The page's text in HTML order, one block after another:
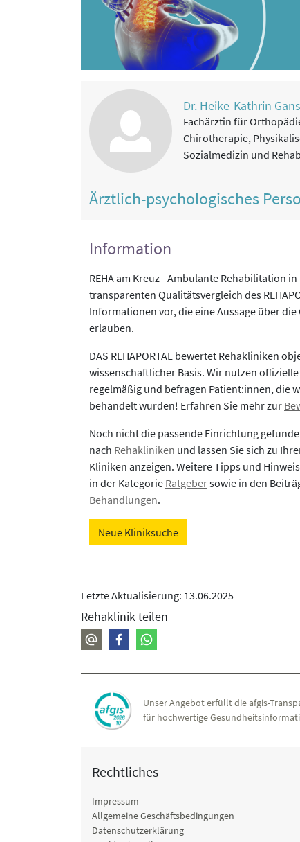
Dr. Heike-Kathrin
Fachärztin für
Chirotherapie,
Sozialmedizin und
Ärztlich-psychologisches
Information
REHA am Kreuz - Ambulante Rehabilitation
transparenten Qualitätsvergleich des
Informationen vor, die eine Aussage über
erlauben.
DAS REHAPORTAL bewertet Rehakliniken
wissenschaftlicher Basis. Wir nutzen
regelmäßig und befragen Patient:innen, die
behandelt wurden! Erfahren Sie mehr zur
Noch nicht die passende Einrichtung
nach Rehakliniken und lassen Sie sich zu
Kliniken anzeigen. Weitere Tipps und
in der Kategorie Ratgebersowie in den
Behandlungen.
Neue Kliniksuche
Letzte Aktualisierung: 13.06.2025
Rehaklinik teilen
Unser Angebot erfüllt die afgis-
für hochwertige
Rechtliches
Impressum
Allgemeine Geschäftsbedingungen
Datenschutzerklärung